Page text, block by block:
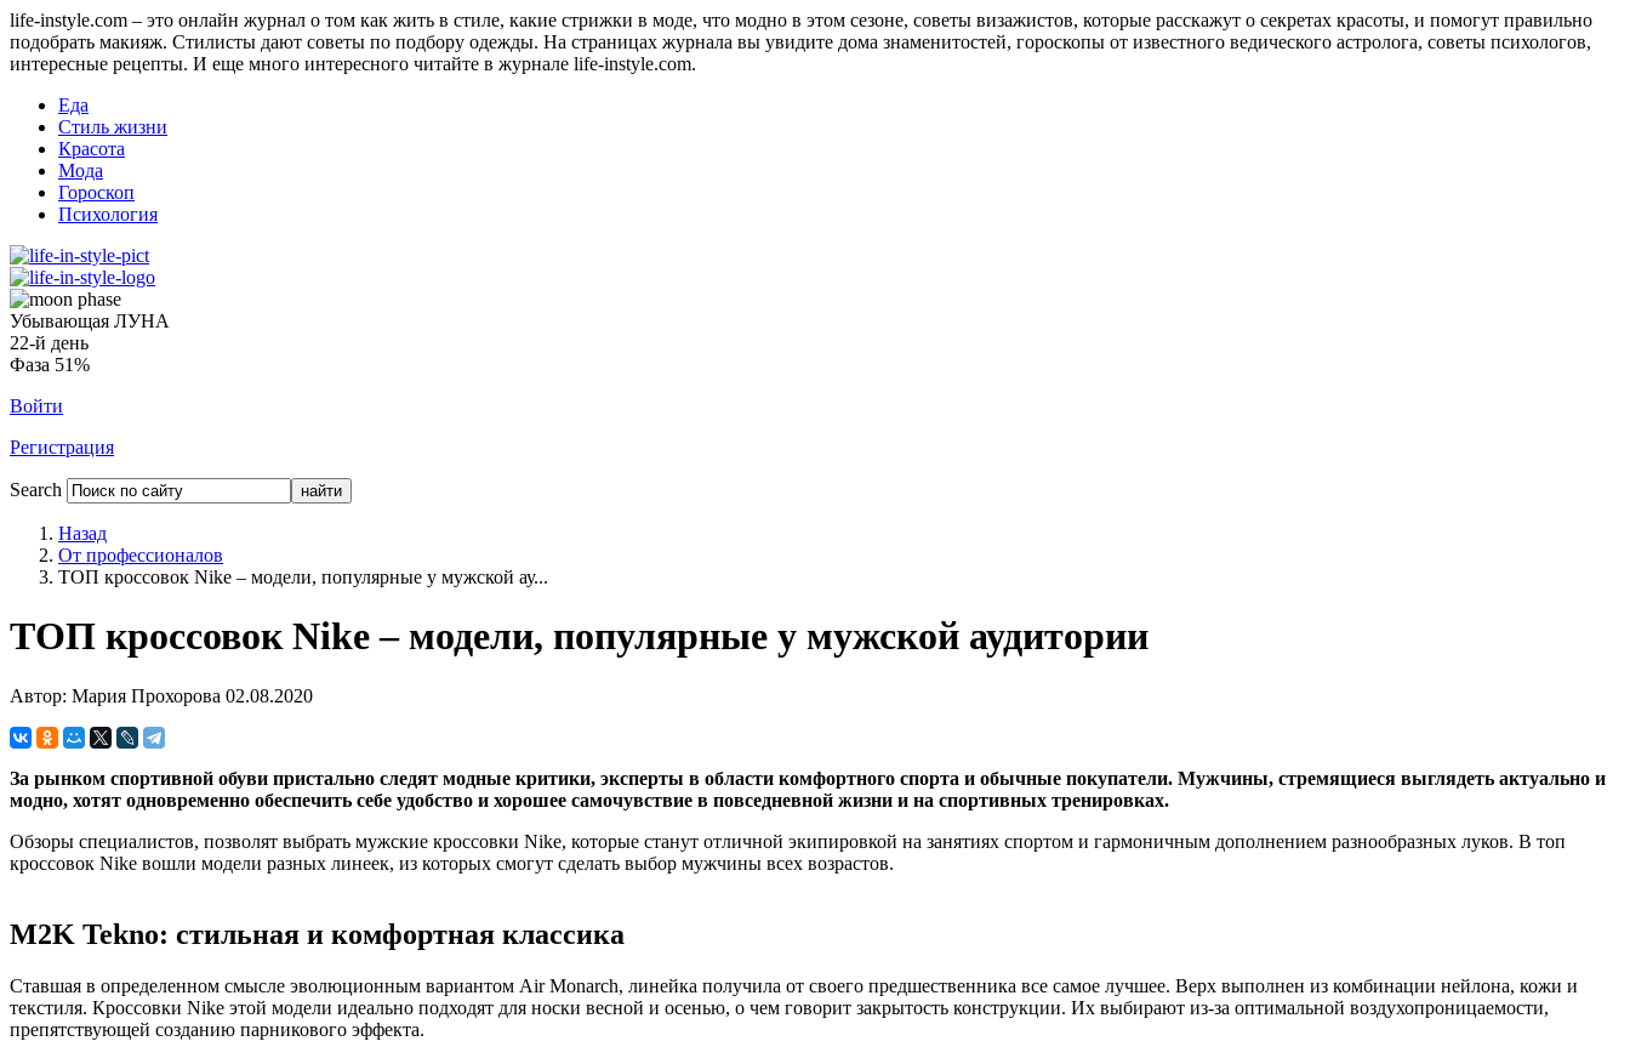
life-instyle.com – это онлайн журнал о том как жить в стиле, какие стрижки в моде, что модно в этом сезоне, советы визажистов, которые расскажут о секретах красоты, и помогут правильно
подобрать макияж. Стилисты дают советы по подбору одежды. На страницах журнала вы увидите дома знаменитостей, гороскопы от известного ведического астролога, советы психологов,
интересные рецепты. И еще много интересного читайте в журнале life-instyle.com.
Еда
Стиль жизни
Красота
Мода
Гороскоп
Психология
Убывающая ЛУНА
22-й день
Фаза 51%
Войти
Регистрация
Search
Назад
От профессионалов
ТОП кроссовок Nike – модели, популярные у мужской ау...
ТОП кроссовок Nike – модели, популярные у мужской аудитории
Автор: Мария Прохорова 02.08.2020
За рынком спортивной обуви пристально следят модные критики, эксперты в области комфортного спорта и обычные покупатели. Мужчины, стремящиеся выглядеть актуально и
модно, хотят одновременно обеспечить себе удобство и хорошее самочувствие в повседневной жизни и на спортивных тренировках.
Обзоры специалистов, позволят выбрать мужские кроссовки Nike, которые станут отличной экипировкой на занятиях спортом и гармоничным дополнением разнообразных луков. В топ
кроссовок Nike вошли модели разных линеек, из которых смогут сделать выбор мужчины всех возрастов.
M2K Tekno: стильная и комфортная классика
Ставшая в определенном смысле эволюционным вариантом Air Monarch, линейка получила от своего предшественника все самое лучшее. Верх выполнен из комбинации нейлона, кожи и
текстиля. Кроссовки Nike этой модели идеально подходят для носки весной и осенью, о чем говорит закрытость конструкции. Их выбирают из-за оптимальной воздухопроницаемости,
препятствующей созданию парникового эффекта.